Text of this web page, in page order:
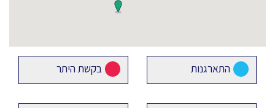
התארגנות בקשת היתר